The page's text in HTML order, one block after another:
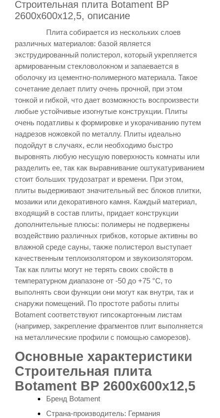
Строительная плита Botament BP
2600x600x12,5, описание
Плита собирается из нескольких слоев
различных материалов: базой является
экструдированный полистерол, который укрепляется
армированным стекловолокном и запаевается в
оболочку из цементно-полимерного материала. Такое
сочетание делает плиту очень прочной, при этом
тонкой и гибкой, что дает возможность воспроизвести
любые устойчивые изогнутые конструкции. Плиты
очень податливы к формировке и укорачиванию путем
надрезов ножовкой по металлу. Плиты идеально
подойдут в случаях, если необходимо быстро
выровнять любую несущую поверхность комнаты или
разделить ее, так как выравнивание оштукатуриванием
стоит больших трудозатрат и времени. При этом,
плиты выдерживают значительный вес блоков плитки,
мозаики или декоративного камня. Каждый материал,
входящий в состав плиты, придает конструкции
дополнительные плюсы: полимеры не подвержены
воздействию различных грибков, которые активны во
влажной среде сауны, также полистерол выступает
качественным теплоизолятором и звукоизолятором.
Так как плиты могут не терять своих свойств в
температурном диапазоне от -50 до +75 °С, то
выполнять свои функции они могут как внутри, так и
снаружи помещений. По простоте работы плиты
Botament соответствуют гипсокартонным листам
(например, закрепление фрагментов плит выполняется
на металлические профили с помощью саморезов).
Основные характеристики
Строительная плита
Botament BP 2600x600x12,5
Бренд Botament
Страна-производитель: Германия